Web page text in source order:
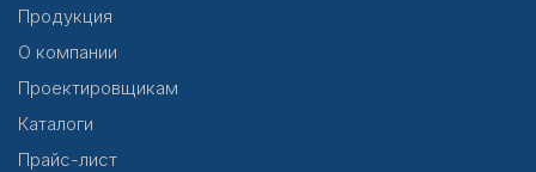
Продукция
О компании
Проектировщикам
Каталоги
Прайс-лист